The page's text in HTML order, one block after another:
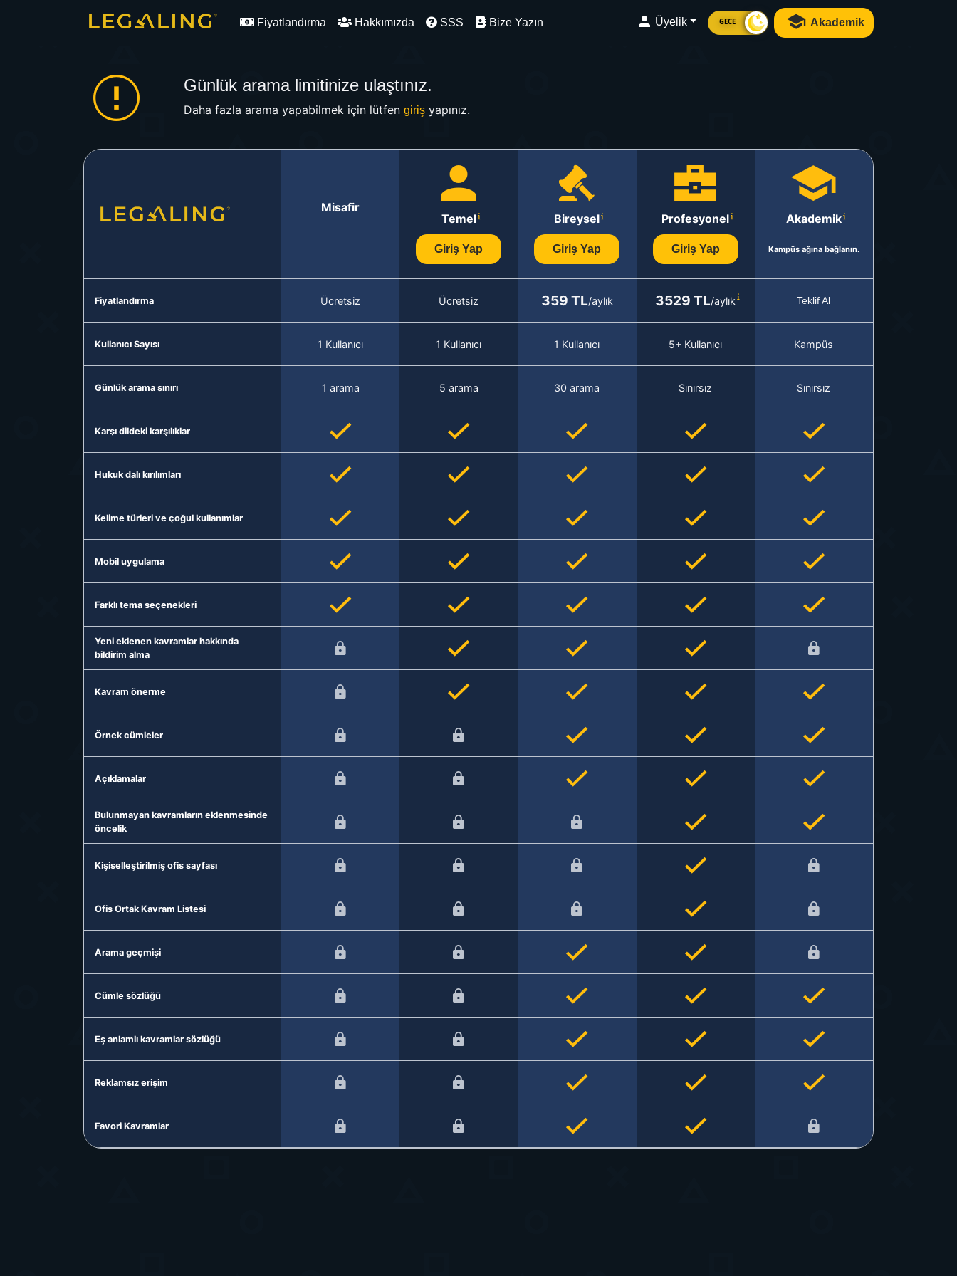
Fiyatlandırma Hakkımızda SSS Bize Yazın Üyelik GECE Akademik
Günlük arama limitinize ulaştınız.
Daha fazla arama yapabilmek için lütfen girişyapınız.
Misafir
Temel
Giriş Yap
Bireysel
Giriş Yap
Profesyonel
Giriş Yap
Akademik
Kampüs ağına bağlanın.
Fiyatlandırma Ücretsiz Ücretsiz 359 TL/aylık 3529 TL/aylık Teklif Al
Kullanıcı Sayısı 1 Kullanıcı 1 Kullanıcı 1 Kullanıcı 5+ Kullanıcı Kampüs
Günlük arama sınırı 1 arama 5 arama 30 arama Sınırsız Sınırsız
Karşı dildeki karşılıklar
Hukuk dalı kırılımları
Kelime türleri ve çoğul kullanımlar
Mobil uygulama
Farklı tema seçenekleri
Yeni eklenen kavramlar hakkında
bildirim alma
Kavram önerme
Örnek cümleler
Açıklamalar
Bulunmayan kavramların eklenmesinde
öncelik
Kişiselleştirilmiş ofis sayfası
Ofis Ortak Kavram Listesi
Arama geçmişi
Cümle sözlüğü
Eş anlamlı kavramlar sözlüğü
Reklamsız erişim
Favori Kavramlar